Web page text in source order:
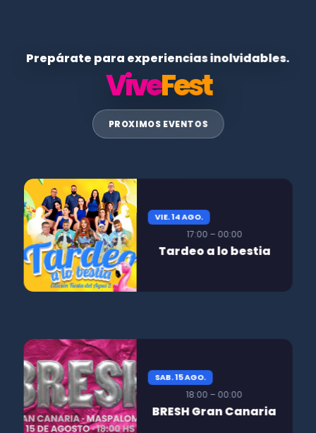
Prepárate para experiencias inolvidables.
ViveFest
PROXIMOS EVENTOS
VIE. 14 AGO.
17:00 – 00:00
Tardeo a lo bestia
SAB. 15 AGO.
18:00 – 00:00
BRESH Gran Canaria